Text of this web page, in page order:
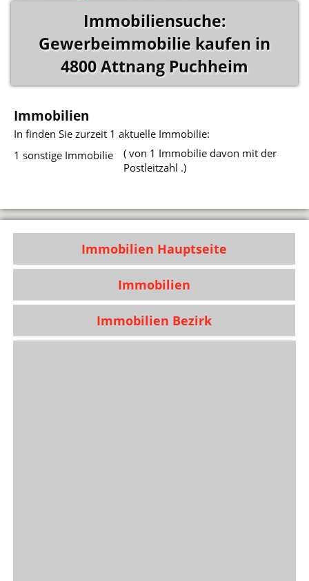
Immobiliensuche:
Gewerbeimmobilie kaufen in
4800 Attnang Puchheim
Immobilien
Infinden Sie zurzeit 1 aktuelle Immobilie:
1 sonstige Immobilie
( von 1 Immobilie davon mit der
Postleitzahl .)
Immobilien Hauptseite
Immobilien
Immobilien Bezirk